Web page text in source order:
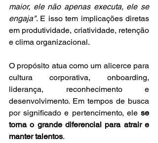
maior, ele não apenas executa, ele se
engaja". E isso tem implicações diretas
em produtividade, criatividade, retenção
e clima organizacional.
O propósito atua como um alicerce para
cultura corporativa, onboarding,
liderança, reconhecimento e
desenvolvimento. Em tempos de busca
por significado e pertencimento, ele se
torna o grande diferencial para atrair e
manter talentos.